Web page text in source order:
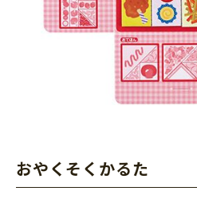
おやくそくかるた